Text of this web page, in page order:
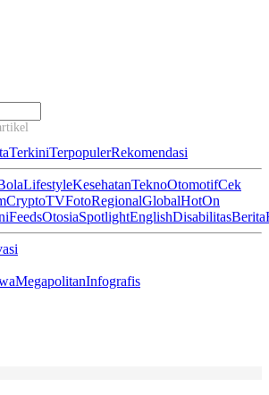
ini...
TerkiniTerpopulerRekomendasi
LifestyleKesehatanTeknoOtomotifCek
CryptoTVFotoRegionalGlobalHotOn
FeedsOtosiaSpotlightEnglishDisabilitasBerita
MegapolitanInfografis